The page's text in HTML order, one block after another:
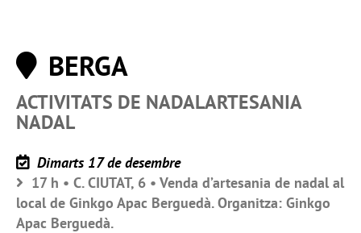
BERGA
ACTIVITATS DE NADALARTESANIA
NADAL
Dimarts 17 de desembre
17 h • C. CIUTAT, 6 • Venda d’artesania de nadal al
local de Ginkgo Apac Berguedà. Organitza: Ginkgo
Apac Berguedà.